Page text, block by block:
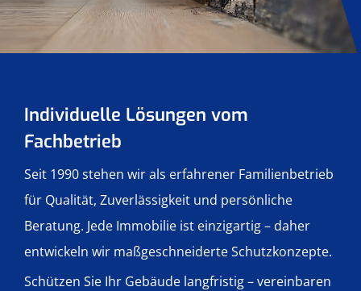
Individuelle Lösungen vom
Fachbetrieb
Seit 1990 stehen wir als erfahrener Familienbetrieb
für Qualität, Zuverlässigkeit und persönliche
Beratung. Jede Immobilie ist einzigartig – daher
entwickeln wir maßgeschneiderte Schutzkonzepte.
Schützen Sie Ihr Gebäude langfristig – vereinbaren